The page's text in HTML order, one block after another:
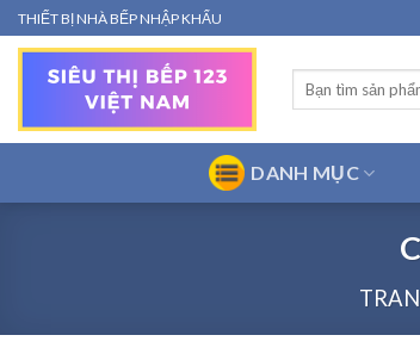
Bỏ
qua
THIẾT BỊ NHÀ BẾP NHẬP KHẨU
Tìm
kiếm:
DANH MỤC